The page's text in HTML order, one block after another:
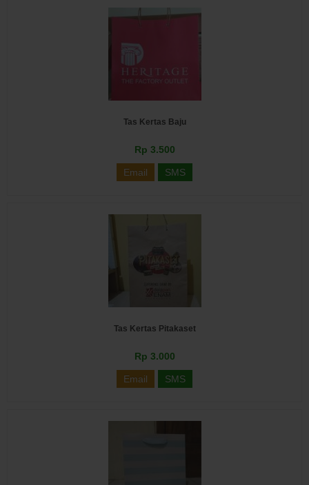
Tas Kertas Baju
Rp 3.500
Email SMS
Tas Kertas Pitakaset
Rp 3.000
Email SMS